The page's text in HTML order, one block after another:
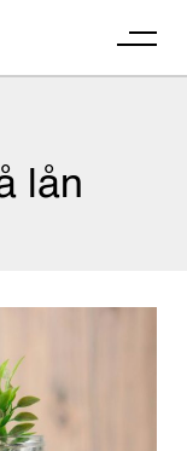
lån